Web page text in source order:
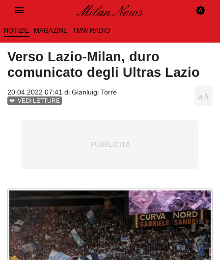
NOTIZIE MAGAZINE TMW RADIO
Verso Lazio-Milan, duro
comunicato degli Ultras Lazio
20.04.2022 07:41 di Gianluigi Torre
VEDI LETTURE